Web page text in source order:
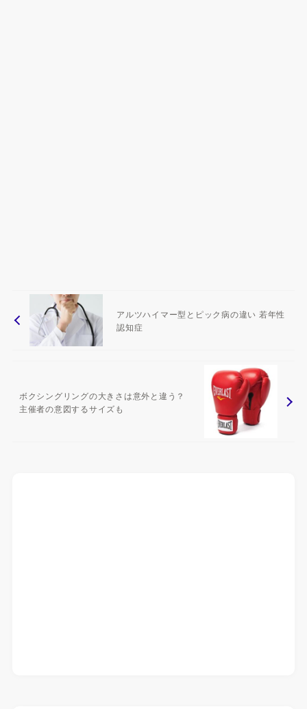
アルツハイマー型とピック病の違い 若年性
認知症
ボクシングリングの大きさは意外と違う？
主催者の意図するサイズも